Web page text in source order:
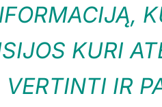
KURI
VERTINTI IR